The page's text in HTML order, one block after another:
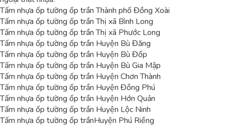
Tấm nhựa ốp tường ốp trần Thành phố Đồng Xoài
Tấm nhựa ốp tường ốp trần Thị xã Bình Long
Tấm nhựa ốp tường ốp trần Thị xã Phước Long
Tấm nhựa ốp tường ốp trần Huyện Bù Đăng
Tấm nhựa ốp tường ốp trần Huyện Bù Đốp
Tấm nhựa ốp tường ốp trần Huyện Bù Gia Mập
Tấm nhựa ốp tường ốp trần Huyện Chơn Thành
Tấm nhựa ốp tường ốp trần Huyện Đồng Phú
Tấm nhựa ốp tường ốp trần Huyện Hớn Quản
Tấm nhựa ốp tường ốp trần Huyện Lộc Ninh
Tấm nhựa ốp tường ốp trầnHuyện Phú Riềng